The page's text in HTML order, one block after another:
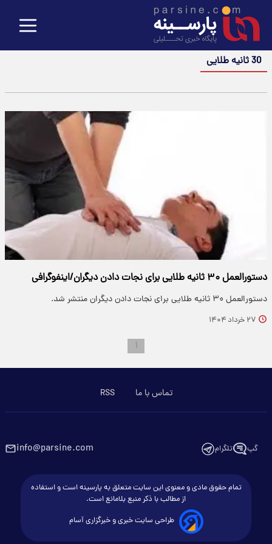
30 ثانیه طلایی
دستورالعمل ۳۰ ثانیه طلایی برای نجات دادن دیگران/اینفوگرافی
دستورالعمل ۳۰ ثانیه طلایی برای نجات دادن دیگران منتشر شد.
۲۷ خرداد ۱۴۰۴
۱
تماس با ما RSS
گپ تلگرام info@parsine.com
تمام حقوق مادی و معنوی این سایت متعلق به پارسینه است و استفاده
از مطالب با ذکر منبع بلامانع است.
طراحی سایت خبری و خبرگزاری آسام